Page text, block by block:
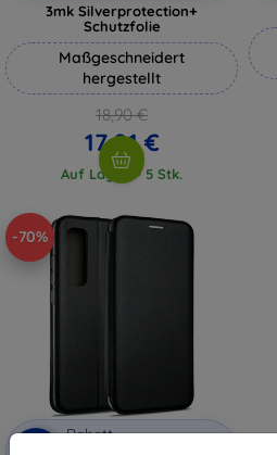
3mk Silverprotection+
Schutzfolie
Maßgeschneidert
hergestellt
18,90 €
17,01 €
Auf Lager > 5 Stk.
-70%
Rabatt